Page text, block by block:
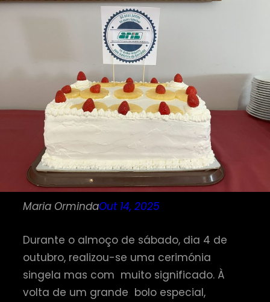
Maria OrmindaOut 14, 2025
Durante o almoço de sábado, dia 4 de
outubro, realizou-se uma cerimónia
singela mas com muito significado. À
volta de um grande bolo especial,